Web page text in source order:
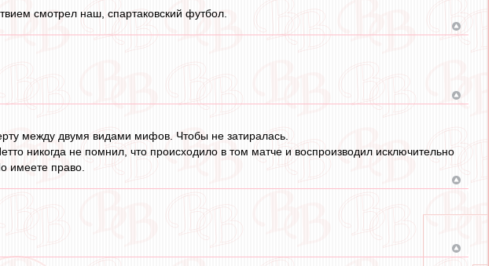
смотрел наш, спартаковский футбол.
между двумя видами мифов. Чтобы не затиралась.
никогда не помнил, что происходило в том матче и воспроизводил исключительно
имеете право.